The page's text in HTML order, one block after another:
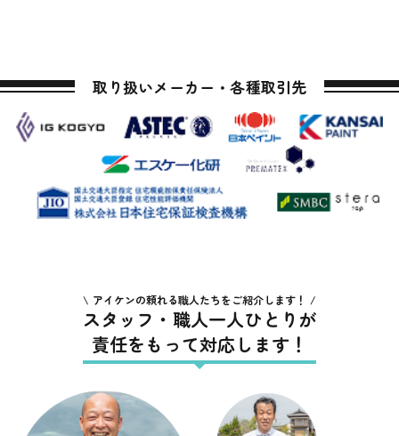
取り扱いメーカー・各種取引先
アイケンの頼れる職人たちをご紹介します！
スタッフ・職人一人ひとりが
責任をもって対応します！